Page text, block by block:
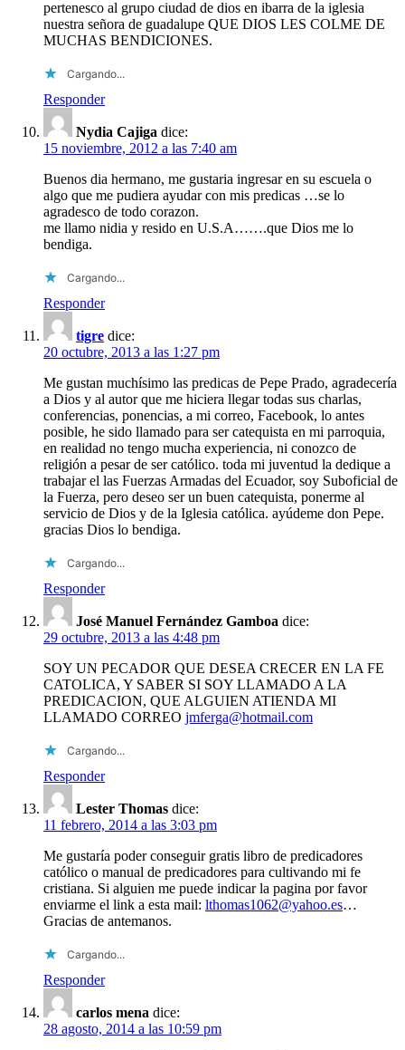
pertenesco al grupo ciudad de dios en ibarra de la iglesia
nuestra señora de guadalupe QUE DIOS LES COLME DE
MUCHAS BENDICIONES.
Cargando...
Responder
Nydia Cajiga dice:
15 noviembre, 2012 a las 7:40 am
Buenos dia hermano, me gustaria ingresar en su escuela o
algo que me pudiera ayudar con mis predicas …se lo
agradesco de todo corazon.
me llamo nidia y resido en U.S.A…….que Dios me lo
bendiga.
Cargando...
Responder
tigre dice:
20 octubre, 2013 a las 1:27 pm
Me gustan muchísimo las predicas de Pepe Prado, agradecería
a Dios y al autor que me hiciera llegar todas sus charlas,
conferencias, ponencias, a mi correo, Facebook, lo antes
posible, he sido llamado para ser catequista en mi parroquia,
en realidad no tengo mucha experiencia, ni conozco de
religión a pesar de ser católico. toda mi juventud la dedique a
trabajar el las Fuerzas Armadas del Ecuador, soy Suboficial de
la Fuerza, pero deseo ser un buen catequista, ponerme al
servicio de Dios y de la Iglesia católica. ayúdeme don Pepe.
gracias Dios lo bendiga.
Cargando...
Responder
José Manuel Fernández Gamboa dice:
29 octubre, 2013 a las 4:48 pm
SOY UN PECADOR QUE DESEA CRECER EN LA FE
CATOLICA, Y SABER SI SOY LLAMADO A LA
PREDICACION, QUE ALGUIEN ATIENDA MI
LLAMADO CORREO jmferga@hotmail.com
Cargando...
Responder
Lester Thomas dice:
11 febrero, 2014 a las 3:03 pm
Me gustaría poder conseguir gratis libro de predicadores
católico o manual de predicadores para cultivando mi fe
cristiana. Si alguien me puede indicar la pagina por favor
enviarme el link a esta mail: lthomas1062@yahoo.es…
Gracias de antemanos.
Cargando...
Responder
carlos mena dice:
28 agosto, 2014 a las 10:59 pm